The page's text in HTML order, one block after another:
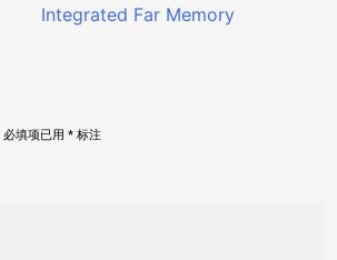
Integrated Far Memory
必填项已用* 标注